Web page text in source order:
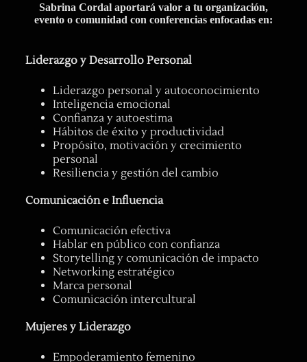
Sabrina Cordal aportará valor a tu organización,
evento o comunidad con conferencias enfocadas en:
Liderazgo y Desarrollo Personal
Liderazgo personal y autoconocimiento
Inteligencia emocional
Confianza y autoestima
Hábitos de éxito y productividad
Propósito, motivación y crecimiento
personal
Resiliencia y gestión del cambio
Comunicación e Influencia
Comunicación efectiva
Hablar en público con confianza
Storytelling y comunicación de impacto
Networking estratégico
Marca personal
Comunicación intercultural
Mujeres y Liderazgo
Empoderamiento femenino